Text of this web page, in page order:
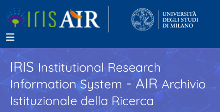
IRISInstitutional Research
Information System - AIR Archivio
Istituzionale della Ricerca